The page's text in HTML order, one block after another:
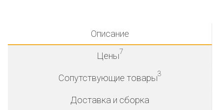
Описание
Цены7
Сопутствующие товары3
Доставка и сборка